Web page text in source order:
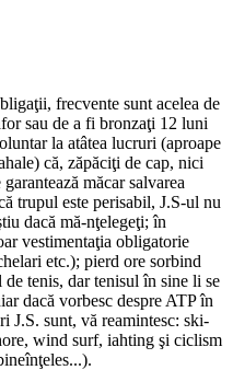
frecvente sunt acelea de
sau de a fi bronzaţi 12 luni
la atâtea lucruri (aproape
că, zăpăciţi de cap, nici
măcar salvarea
trupul este perisabil, J.S-ul nu
dacă mă-nţelegeţi; în
vestimentaţia obligatorie
etc.); pierd ore sorbind
de tenis, dar tenisul în sine li se
dacă vorbesc despre ATP în
J.S. sunt, vă reamintesc: ski-
wind surf, iahting şi ciclism